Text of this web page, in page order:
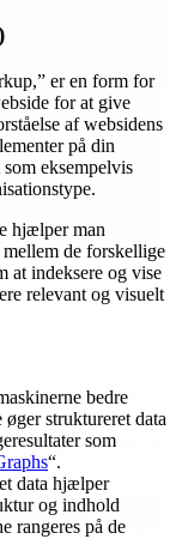
er en form for
for at give
af websidens
på din
eksempelvis
hjælper man
de forskellige
at indeksere og vise
relevant og visuelt
bedre
struktureret data
som
“.
data hjælper
og indhold
rangeres på de